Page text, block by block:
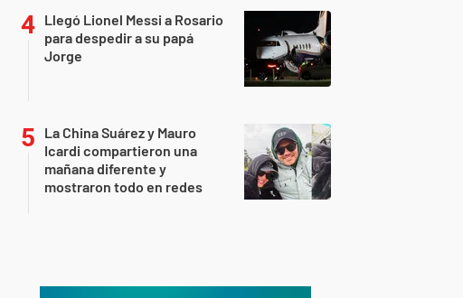
Llegó Lionel Messi a Rosario
para despedir a su papá
Jorge
La China Suárez y Mauro
Icardi compartieron una
mañana diferente y
mostraron todo en redes